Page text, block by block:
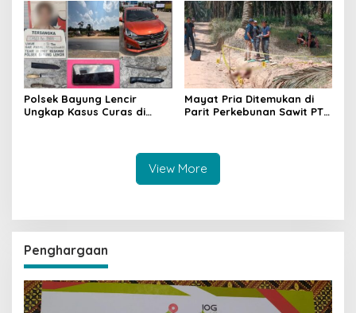
Pencegahan Terus
Dilakukan
Polsek Bayung Lencir
Ungkap Kasus Curas di
Mayat Pria Ditemukan di
Parit Perkebunan Sawit PT
View More
Penghargaan